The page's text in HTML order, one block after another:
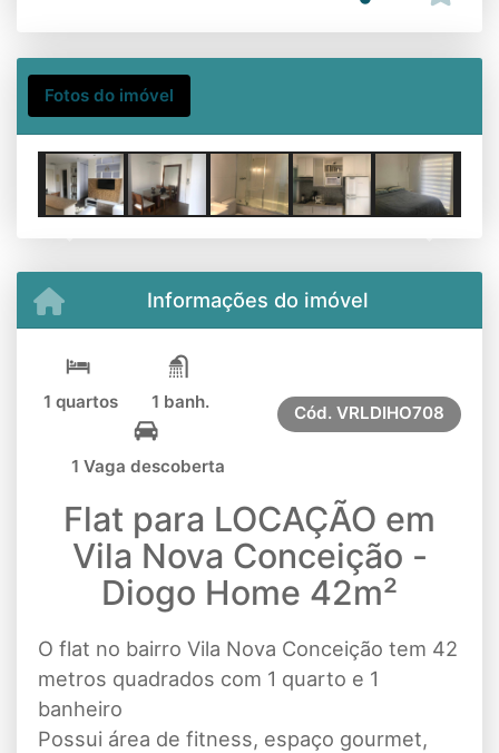
Fotos do imóvel
Informações do imóvel
1 quartos 1 banh.
1 Vaga descoberta
Cód. VRLDIHO708
Flat para LOCAÇÃO em
Vila Nova Conceição -
Diogo Home 42m²
O flat no bairro Vila Nova Conceição tem 42
metros quadrados com 1 quarto e 1
banheiro
Possui área de fitness, espaço gourmet,